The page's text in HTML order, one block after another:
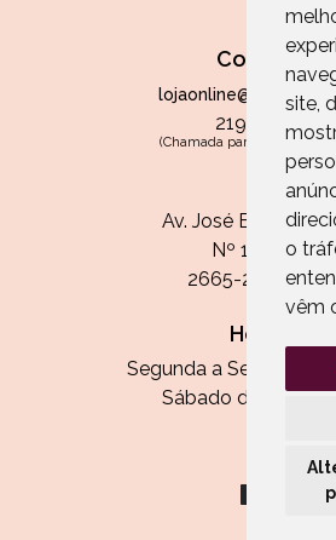
site,
o
vêm
Contactos
219 862 836
(Chamada para a rede fixa
Loja
Av. José Batista
Nº 11, Loja 10
2665-236
Horário:
Segunda a Sexta das
Sábado das 9h30